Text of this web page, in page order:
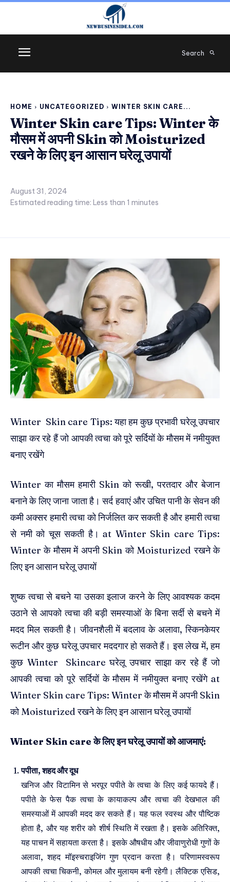
Search
HOME UNCATEGORIZED WINTER SKIN CARE...
Winter Skin care Tips: Winter के
मौसम में अपनी Skin को Moisturized
रखने के लिए इन आसान घरेलू उपायों
August 31, 2024
Estimated reading time: Less than 1 minutes
Winter Skin care Tips: यहा हम कुछ प्रभावी घरेलू उपचार
साझा कर रहे हैं जो आपकी त्वचा को पूरे सर्दियों के मौसम में नमीयुक्त
बनाए रखेंगे
Winter का मौसम हमारी Skin को रूखी, परतदार और बेजान
बनाने के लिए जाना जाता है। सर्द हवाएं और उचित पानी के सेवन की
कमी अक्सर हमारी त्वचा को निर्जलित कर सकती है और हमारी त्वचा
से नमी को चूस सकती है। at Winter Skin care Tips:
Winter के मौसम में अपनी Skin को Moisturized रखने के
लिए इन आसान घरेलू उपायों
शुष्क त्वचा से बचने या उसका इलाज करने के लिए आवश्यक कदम
उठाने से आपको त्वचा की बड़ी समस्याओं के बिना सर्दी से बचने में
मदद मिल सकती है। जीवनशैली में बदलाव के अलावा, स्किनकेयर
रूटीन और कुछ घरेलू उपचार मददगार हो सकते हैं। इस लेख में, हम
कुछ Winter Skincare घरेलू उपचार साझा कर रहे हैं जो
आपकी त्वचा को पूरे सर्दियों के मौसम में नमीयुक्त बनाए रखेंगे at
Winter Skin care Tips: Winter के मौसम में अपनी Skin
को Moisturized रखने के लिए इन आसान घरेलू उपायों
Winter Skin careके लिए इन घरेलू उपायों को आजमाएं:
पपीता,शहद और दूध
खनिज और विटामिन से भरपूर पपीते के त्वचा के लिए कई फायदे हैं।
पपीते के फेस पैक त्वचा के कायाकल्प और त्वचा की देखभाल की
समस्याओं में आपकी मदद कर सकते हैं। यह फल स्वस्थ और पौष्टिक
होता है, और यह शरीर को शीर्ष स्थिति में रखता है। इसके अतिरिक्त,
यह पाचन में सहायता करता है। इसके औषधीय और जीवाणुरोधी गुणों के
अलावा, शहद मॉइस्चराइजिंग गुण प्रदान करता है। परिणामस्वरूप
आपकी त्वचा चिकनी, कोमल और मुलायम बनी रहेगी। लैक्टिक एसिड,